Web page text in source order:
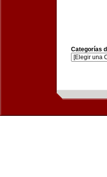
Categorías